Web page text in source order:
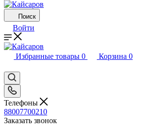
Поиск
Войти
Избранные товары 0 Корзина 0
Телефоны
88007700210
Заказать звонок